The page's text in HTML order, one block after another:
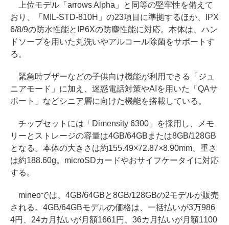
上位モデル「arrows Alpha」と同等の堅牢性を備えて
おり、「MIL-STD-810H」の23項目に準拠するほか、IPX
6/8/9の防水性能とIP6Xの防塵性能に対応。本体は、ハン
ドソープを用いた丸洗いやアルコール除菌をサポートす
る。
緊急時ブザーなどの子供向け機能が利用できる「ジュ
ニアモード」に加え、迷惑電話対策やAIを用いた「QAサ
ポート」などシニア層に向けた機能を搭載している。
チップセットには「Dimensity 6300」を採用し、メモ
リーとストレージの容量は4GB/64GBまたは8GB/128GB
となる。本体の大きさは約155.49×72.87×8.90mm、重さ
は約188.60g。microSDカードやおサイフケータイに対応
する。
mineoでは、4GB/64GBと8GB/128GBの2モデルが販売
される。4GB/64GBモデルの価格は、一括払いが3万986
4円、24カ月払いが月額1661円、36カ月払いが月額1100